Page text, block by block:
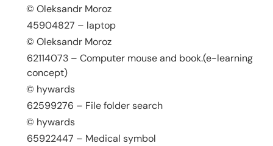
© Oleksandr Moroz
45904827 – laptop
© Oleksandr Moroz
62114073 – Computer mouse and book.(e-learning
concept)
© hywards
62599276 – File folder search
© hywards
65922447 – Medical symbol